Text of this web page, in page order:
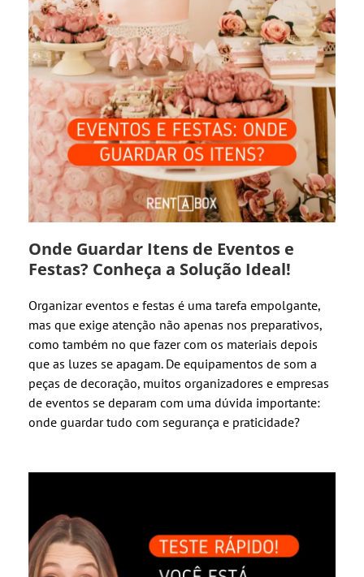
Onde Guardar Itens de Eventos e
Festas? Conheça a Solução Ideal!
Organizar eventos e festas é uma tarefa empolgante,
mas que exige atenção não apenas nos preparativos,
como também no que fazer com os materiais depois
que as luzes se apagam. De equipamentos de som a
peças de decoração, muitos organizadores e empresas
de eventos se deparam com uma dúvida importante:
onde guardar tudo com segurança e praticidade?